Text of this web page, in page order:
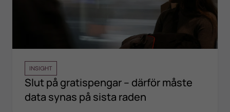
INSIGHT
Slut på gratispengar – därför måste
data synas på sista raden